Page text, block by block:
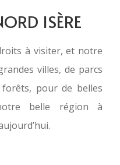
ISÈRE
à visiter, et notre
villes, de parcs
pour de belles
belle région à